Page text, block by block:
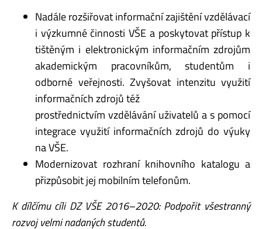
Nadále rozšiřovat informační zajištění vzdělávací
i výzkumné činnosti VŠE a poskytovat přístup k
tištěným i elektronickým informačním zdrojům
akademickým pracovníkům, studentům i
odborné veřejnosti. Zvyšovat intenzitu využití
informačních zdrojů též
prostřednictvím vzdělávání uživatelů a s pomocí
integrace využití informačních zdrojů do výuky
na VŠE.
Modernizovat rozhraní knihovního katalogu a
přizpůsobit jej mobilním telefonům.
K dílčímu cíli DZ VŠE 2016–2020: Podpořit všestranný
rozvoj velmi nadaných studentů.